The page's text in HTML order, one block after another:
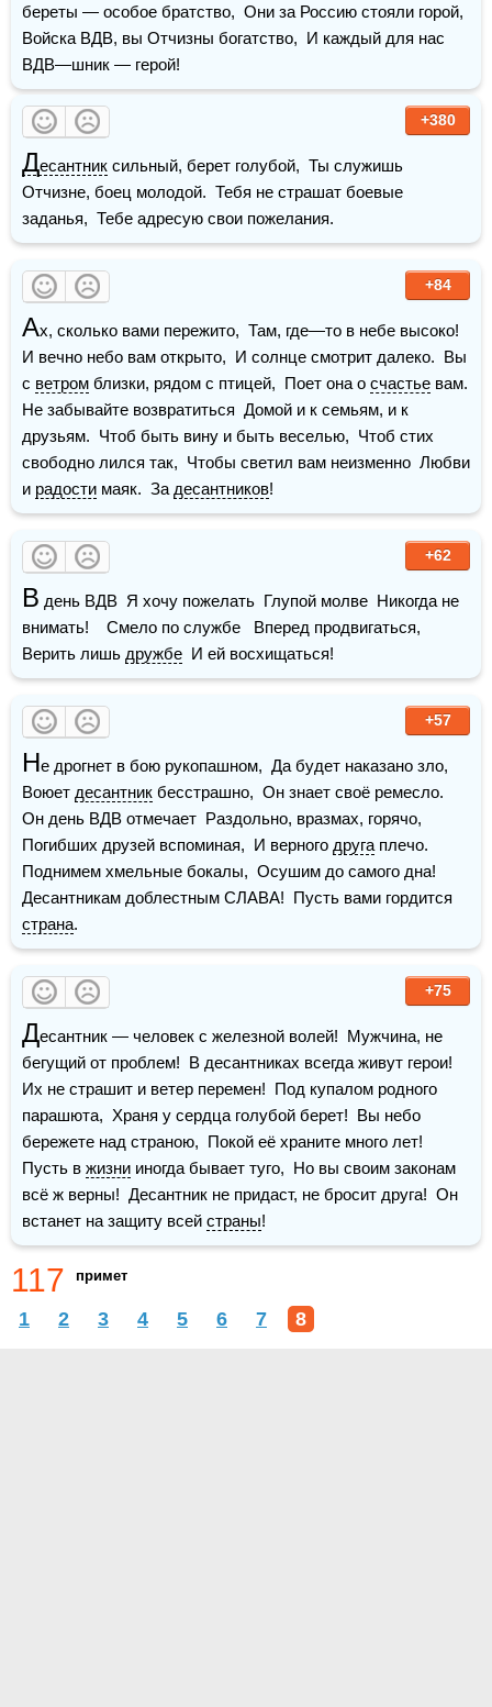
береты — особое братство,  Они за Россию стояли горой,
Войска ВДВ, вы Отчизны богатство,  И каждый для нас
ВДВ—шник — герой!
+380
Десантник сильный, берет голубой,  Ты служишь
Отчизне, боец молодой.  Тебя не страшат боевые
заданья,  Тебе адресую свои пожелания.
+84
Ах, сколько вами пережито,  Там, где—то в небе высоко!
И вечно небо вам открыто,  И солнце смотрит далеко.  Вы
с ветром близки, рядом с птицей,  Поет она о счастье вам.
Не забывайте возвратиться  Домой и к семьям, и к
друзьям.  Чтоб быть вину и быть веселью,  Чтоб стих
свободно лился так,  Чтобы светил вам неизменно  Любви
и радости маяк.  За десантников!
+62
В день ВДВ  Я хочу пожелать  Глупой молве  Никогда не
внимать!    Смело по службе   Вперед продвигаться,
Верить лишь дружбе
  И ей восхищаться!
+57
Не дрогнет в бою рукопашном,  Да будет наказано зло,
Воюет десантник бесстрашно,  Он знает своё ремесло.
Он день ВДВ отмечает  Раздольно, вразмах, горячо,
Погибших друзей вспоминая,  И верного друга плечо.
Поднимем хмельные бокалы,  Осушим до самого дна!
страна.
+75
Десантник — человек с железной волей!  Мужчина, не
бегущий от проблем!  В десантниках всегда живут герои!
Их не страшит и ветер перемен!  Под купалом родного
парашюта,  Храня у сердца голубой берет!  Вы небо
бережете над страною,  Покой её храните много лет!
Пусть в жизни иногда бывает туго,  Но вы своим законам
всё ж верны!  Десантник не придаст, не бросит друга!  Он
встанет на защиту всей страны!
117 примет
1 2 3 4 5 6 7 8